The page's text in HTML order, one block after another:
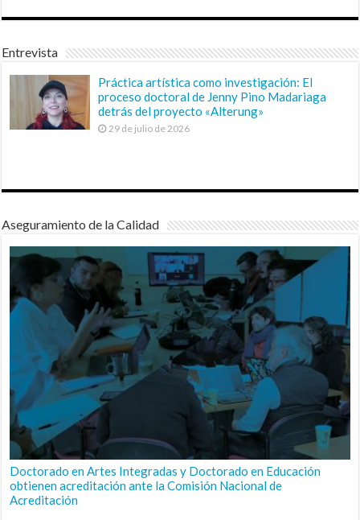
Entrevista
Práctica artística como investigación: El
proceso doctoral de Jenny Pino Madariaga
detrás del proyecto «Alterung»
29 de julio de 2026
Aseguramiento de la Calidad
Doctorado en Artes Integradas y Doctorado en Educación
obtienen acreditación ante la Comisión Nacional de
Acreditación